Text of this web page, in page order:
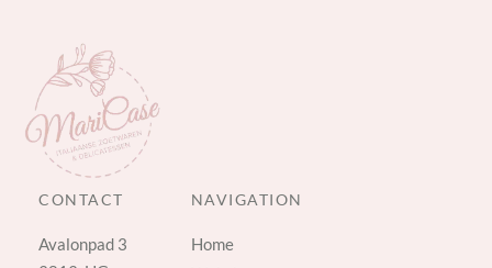
CONTACT
Avalonpad 3
NAVIGATION
Home